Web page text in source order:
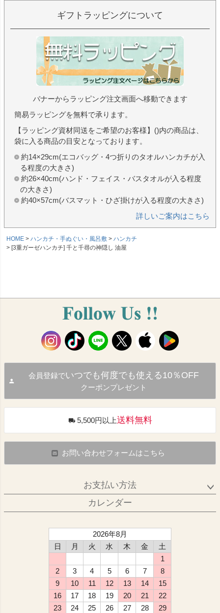
ギフトラッピングについて
バナーからラッピング注文画面へ移動できます
簡易ラッピングを無料で承ります。
【ラッピング資材同送をご希望のお客様】()内の商品は、
袋に入る商品の目安となっております。
約14×29cm(エコバッグ・4つ折りのタオルハンカチが入
る程度の大きさ)
約26×40cm(ハンド・フェイス・バスタオルが入る程度
の大きさ)
約40×57cm(バスマット・ひざ掛けが入る程度の大きさ)
詳しいご案内はこちら
HOME ハンカチ・手ぬぐい・風呂敷
ハンカチ
[3重ガーゼハンカチ] 千と千尋の神隠し 油屋
会員登録でいつでも何度でも使える10％OFF
クーポンプレゼント
5,500円以上送料無料
お問い合わせフォームはこちら
お支払い方法
カレンダー
2026年8月
日
月 火 水 木 金
土
1
2
3 4 5 6 7
8
9
10 11 12 13 14
15
16
17 18 19 20 21
22
23
24 25 26 27 28
29